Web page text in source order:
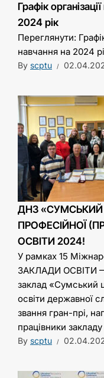
Графік
2024 рік
Переглянути:
навчання на 2024
By scptu
ДНЗ «СУМСЬКИЙ
ПРОФЕСІЙНОЇ
ОСВІТИ 2024!
У рамках 15
ЗАКЛАДИ ОСВІТИ
заклад «Сумський
освіти державної
звання гран-прі,
працівники
By scptu